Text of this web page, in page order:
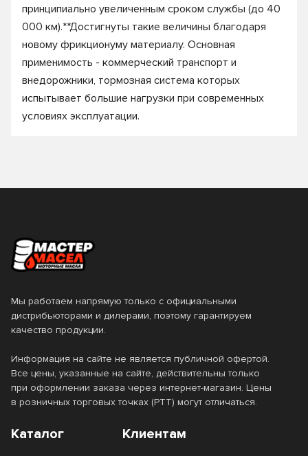
принципиально увеличенным сроком службы (до 40
000 км).**Достигнуты такие величины благодаря
новому фрикционуму материалу. Основная
применимость - коммерческий транспорт и
внедорожники, тормозная система которых
испытывает большие нагрузки при современных
условиях эксплуатации.
Мы работаем напрямую только с официальными
дистрибьюторами и дилерами, поэтому гарантируем
качество продукции.
Информация на сайте не является публичной офертой.
Все цены, указанные на сайте, действительны только
при оформлении заказа через интернет-магазин. Цены
в розничных торговых точках (РТТ) могут отличаться.
Каталог Клиентам